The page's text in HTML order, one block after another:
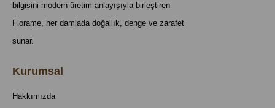
bilgisini modern üretim anlayışıyla birleştiren
Florame, her damlada doğallık, denge ve zarafet
sunar.
Kurumsal
Hakkımızda